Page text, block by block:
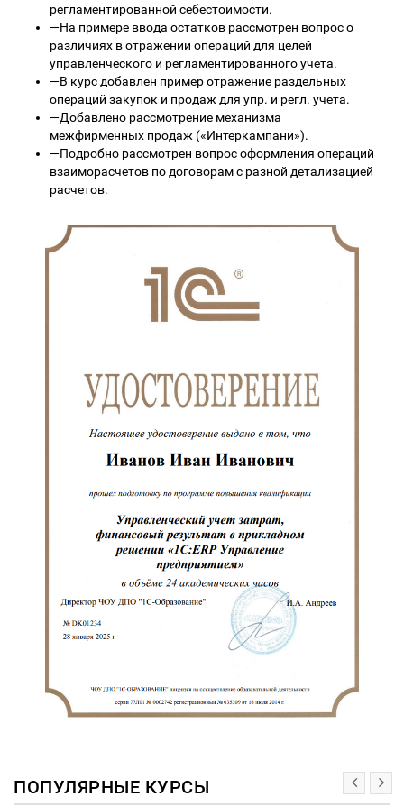
регламентированной себестоимости.
—На примере ввода остатков рассмотрен вопрос о
различиях в отражении операций для целей
управленческого и регламентированного учета.
—В курс добавлен пример отражение раздельных
операций закупок и продаж для упр. и регл. учета.
—Добавлено рассмотрение механизма
межфирменных продаж («Интеркампани»).
—Подробно рассмотрен вопрос оформления операций
взаиморасчетов по договорам с разной детализацией
расчетов.
ПОПУЛЯРНЫЕ КУРСЫ